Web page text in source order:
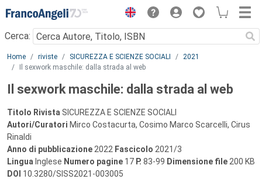
Menu
Cerca:
Main content
Home riviste SICUREZZA E SCIENZE SOCIALI
2021
Il sexwork maschile: dalla strada al web
Il sexwork maschile: dalla strada al web
Titolo Rivista SICUREZZA E SCIENZE SOCIALI
Autori/Curatori Mirco Costacurta, Cosimo Marco Scarcelli, Cirus
Rinaldi
Anno di pubblicazione 2022 Fascicolo 2021/3
Lingua Inglese Numero pagine 17 P. 83-99 Dimensione file 200 KB
DOI 10.3280/SISS2021-003005